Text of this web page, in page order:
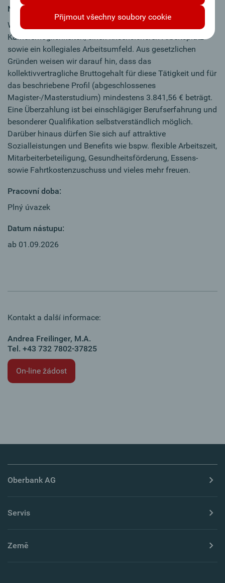
Naše nabídka
Wir bieten Ihnen hervorragende Weiterentwicklungs- und
Karrieremöglichkeiten, einen krisensicheren Arbeitsplatz
sowie ein kollegiales Arbeitsumfeld. Aus gesetzlichen
Gründen weisen wir darauf hin, dass das
kollektivvertragliche Bruttogehalt für diese Tätigkeit und für
das beschriebene Profil (abgeschlossenes
Magister-/Masterstudium) mindestens 3.841,56 € beträgt.
Eine Überzahlung ist bei einschlägiger Berufserfahrung und
besonderer Qualifikation selbstverständlich möglich.
Darüber hinaus dürfen Sie sich auf attraktive
Sozialleistungen und Benefits wie bspw. flexible Arbeitszeit,
Mitarbeiterbeteiligung, Gesundheitsförderung, Essens-
sowie Fahrtkostenzuschuss und vieles mehr freuen.
Pracovní doba:
Plný úvazek
Datum nástupu:
ab 01.09.2026
Kontakt a další informace:
Andrea Freilinger, M.A.
Tel. +43 732 7802-37825
On-line žádost
Přijmout všechny soubory cookie
Oberbank AG
Servis
Země